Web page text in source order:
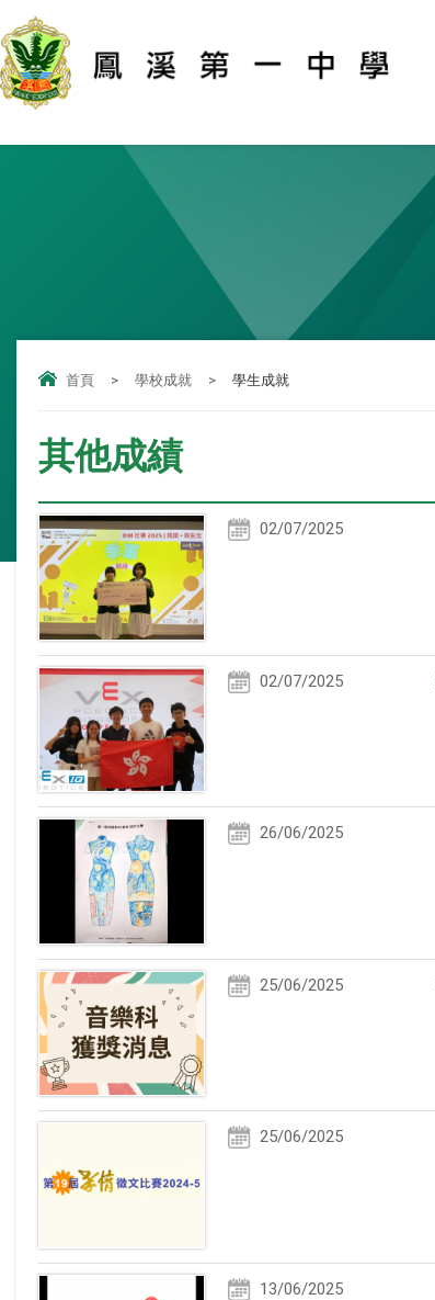
首頁 > 學校成就 > 學生成就
其他成績
02/07/2025
02/07/2025
26/06/2025
25/06/2025
25/06/2025
13/06/2025